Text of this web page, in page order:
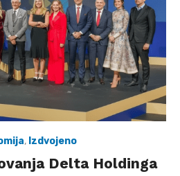
, Izdvojeno
Delta Holdinga